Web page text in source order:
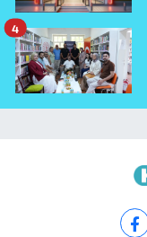
4